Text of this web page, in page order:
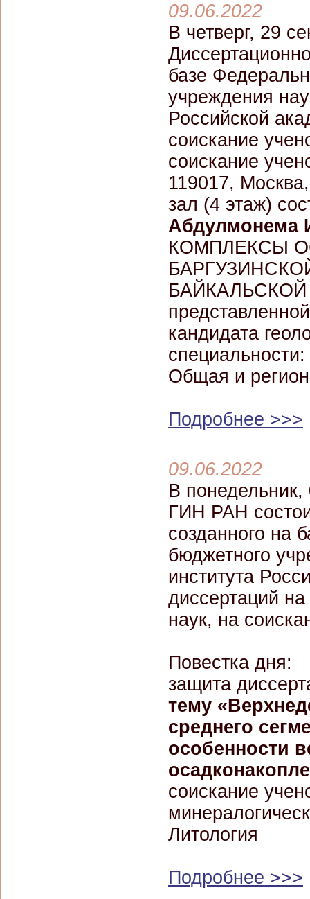
09.06.2022
В четверг, 29
базе
учреждения
Российской
соискание
соискание
119017,
зал (4 этаж)
Абдулмонема
КОМПЛЕКСЫ
кандидата
Общая и
Подробнее >>>
09.06.2022
В понедельник,
ГИН РАН
созданного на
бюджетного
института
диссертаций
наук, на
Повестка дня:
защита
тему
среднего
особенности
соискание
Литология
Подробнее >>>